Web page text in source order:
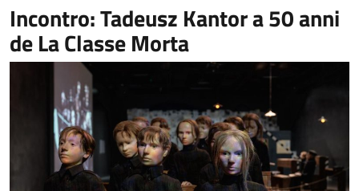
Incontro: Tadeusz Kantor a 50 anni
de La Classe Morta